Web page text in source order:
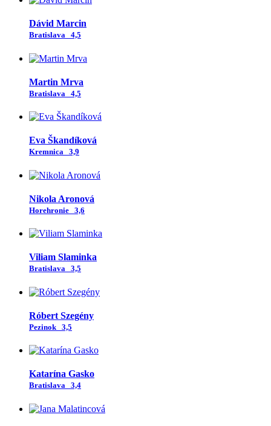
Dávid Marcin
Bratislava 4,5
Martin Mrva
Bratislava 4,5
Eva Škandíková
Kremnica 3,9
Nikola Aronová
Horehronie 3,6
Viliam Slaminka
Bratislava 3,5
Róbert Szegény
Pezinok 3,5
Katarína Gasko
Bratislava 3,4